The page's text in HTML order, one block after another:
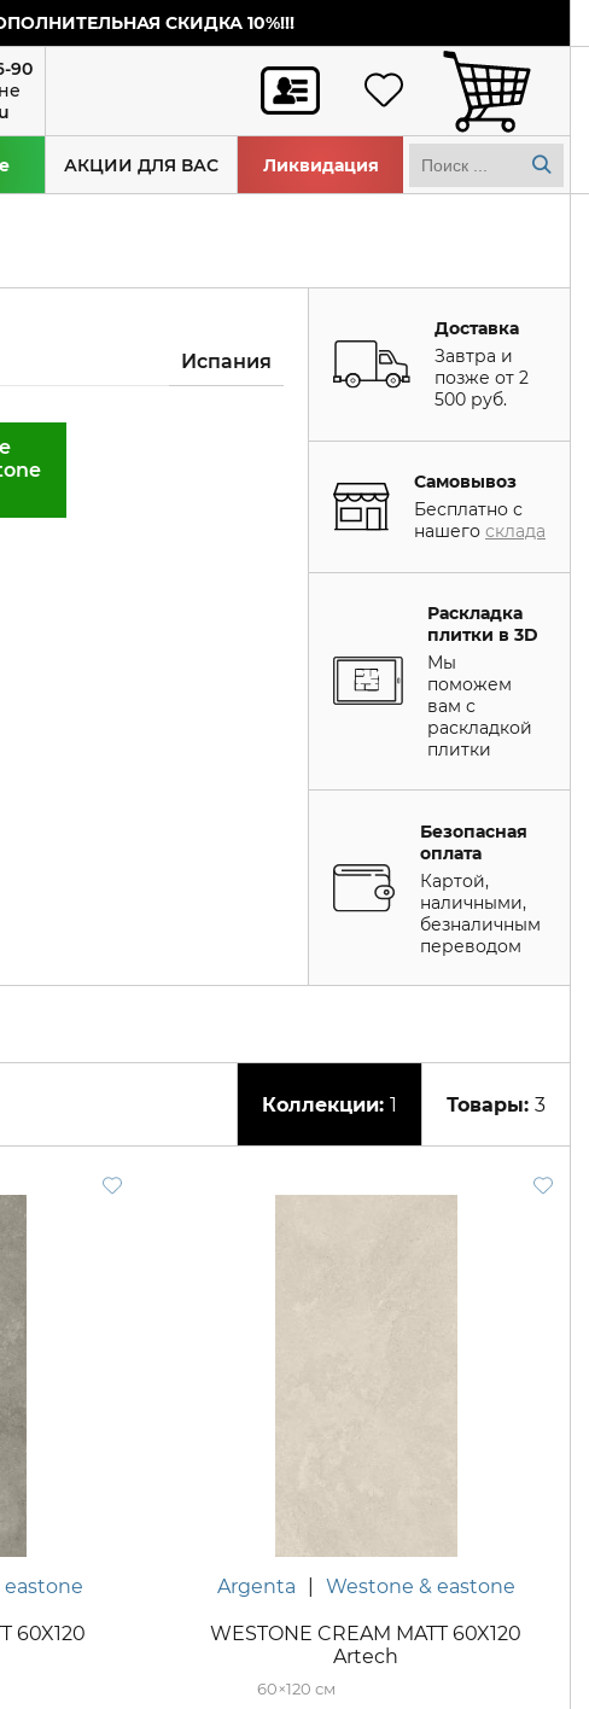
СКИДКА 10%!!!
90
АКЦИИ ДЛЯ ВАС Ликвидация
Испания
Доставка
Завтра и
позже от 2
500 руб.
Самовывоз
Бесплатно с
нашего склада
Раскладка
плитки в 3D
Мы
поможем
вам с
раскладкой
плитки
Безопасная
оплата
Картой,
наличными,
безналичным
переводом
1 3
eastone
60X120
Argenta Westone & eastone
WESTONE CREAM MATT 60X120
Artech
60×120